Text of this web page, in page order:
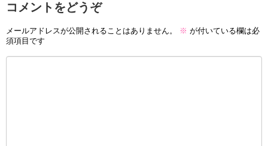
コメントをどうぞ
メールアドレスが公開されることはありません。 ※ が付いている欄は必
須項目です